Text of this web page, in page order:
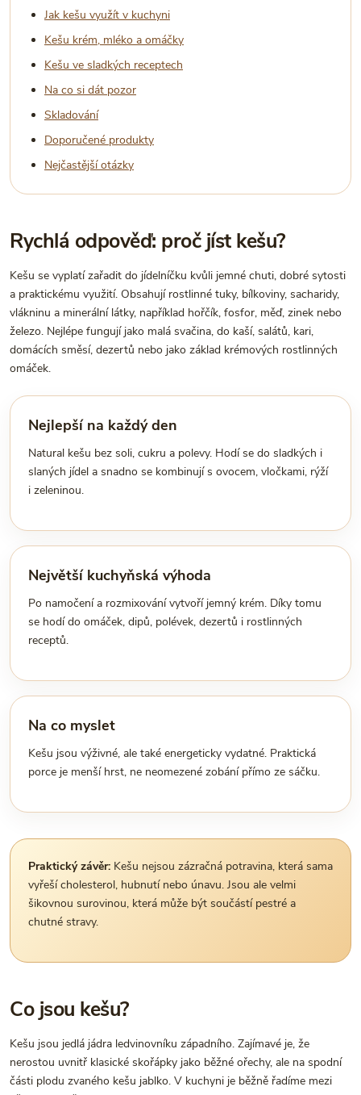
Jak kešu využít v kuchyni
Kešu krém, mléko a omáčky
Kešu ve sladkých receptech
Na co si dát pozor
Skladování
Doporučené produkty
Nejčastější otázky
Rychlá odpověď: proč jíst kešu?
Kešu se vyplatí zařadit do jídelníčku kvůli jemné chuti, dobré sytosti
a praktickému využití. Obsahují rostlinné tuky, bílkoviny, sacharidy,
vlákninu a minerální látky, například hořčík, fosfor, měď, zinek nebo
železo. Nejlépe fungují jako malá svačina, do kaší, salátů, kari,
domácích směsí, dezertů nebo jako základ krémových rostlinných
omáček.
Nejlepší na každý den
Natural kešu bez soli, cukru a polevy. Hodí se do sladkých i
slaných jídel a snadno se kombinují s ovocem, vločkami, rýží
i zeleninou.
Největší kuchyňská výhoda
Po namočení a rozmixování vytvoří jemný krém. Díky tomu
se hodí do omáček, dipů, polévek, dezertů i rostlinných
receptů.
Na co myslet
Kešu jsou výživné, ale také energeticky vydatné. Praktická
porce je menší hrst, ne neomezené zobání přímo ze sáčku.
Praktický závěr: Kešu nejsou zázračná potravina, která sama
vyřeší cholesterol, hubnutí nebo únavu. Jsou ale velmi
šikovnou surovinou, která může být součástí pestré a
chutné stravy.
Co jsou kešu?
Kešu jsou jedlá jádra ledvinovníku západního. Zajímavé je, že
nerostou uvnitř klasické skořápky jako běžné ořechy, ale na spodní
části plodu zvaného kešu jablko. V kuchyni je běžně řadíme mezi